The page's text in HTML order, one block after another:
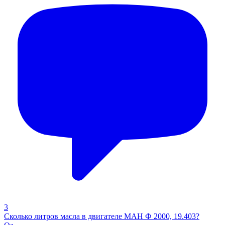
3
Сколько литров масла в двигателе МАН Ф 2000, 19.403?